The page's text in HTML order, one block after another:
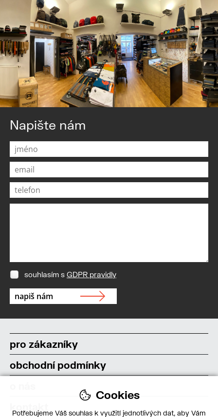
Napište nám
souhlasím s GDPR pravidly
pro zákazníky
obchodní podmínky
Cookies
Potřebujeme Váš souhlas k využití jednotlivých dat, aby Vám